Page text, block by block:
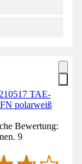
TAE-
polarweiß
Bewertung:
9